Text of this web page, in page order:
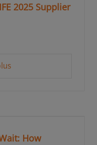
2025 Supplier
How